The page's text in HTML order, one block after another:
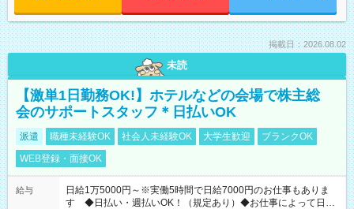
掲載日：2026.08.02
未読
【激単1日勤務OK!】ホテルなどの会場で株主総
会のサポートスタッフ＊日払いOK
派遣 職種未経験OK 社会人未経験OK 大学生歓迎
ブランクOK
WEB登録・面接OK
給与
日給1万5000円～※実働5時間で日給7000円のお仕事もありま
す ◆日払い・週払いOK！（規定あり）◆お仕事によって日給